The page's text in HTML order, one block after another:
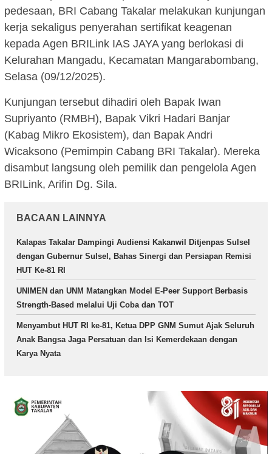
pedesaan, BRI Cabang Takalar melakukan kunjungan
kerja sekaligus penyerahan sertifikat keagenan
kepada Agen BRILink IAS JAYA yang berlokasi di
Kelurahan Mangadu, Kecamatan Mangarabombang,
Selasa (09/12/2025).
Kunjungan tersebut dihadiri oleh Bapak Iwan
Supriyanto (RMBH), Bapak Vikri Hadari Banjar
(Kabag Mikro Ekosistem), dan Bapak Andri
Wicaksono (Pemimpin Cabang BRI Takalar). Mereka
disambut langsung oleh pemilik dan pengelola Agen
BRILink, Arifin Dg. Sila.
BACAAN LAINNYA
Kalapas Takalar Dampingi Audiensi Kakanwil Ditjenpas Sulsel
dengan Gubernur Sulsel, Bahas Sinergi dan Persiapan Remisi
HUT Ke-81 RI
UNIMEN dan UNM Matangkan Model E-Peer Support Berbasis
Strength-Based melalui Uji Coba dan TOT
Menyambut HUT RI ke-81, Ketua DPP GNM Sumut Ajak Seluruh
Anak Bangsa Jaga Persatuan dan Isi Kemerdekaan dengan
Karya Nyata